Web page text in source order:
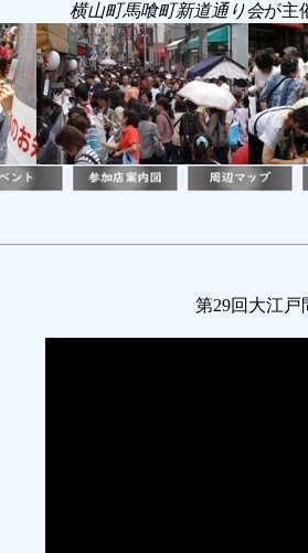
横山町馬喰町新道通り会が主
第29回大江戸